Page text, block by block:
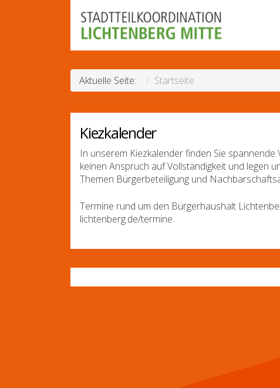
Aktuelle Seite: Startseite
Kiezkalender
In unserem Kiezkalender finden Sie
keinen Anspruch auf Vollständigkeit und legen
Themen Bürgerbeteiligung und
Termine rund um den Bürgerhaushalt
lichtenberg.de/termine.